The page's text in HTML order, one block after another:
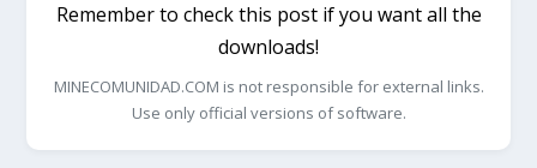
Remember to check this post if you want all the
downloads!
MINECOMUNIDAD.COM is not responsible for external links.
Use only official versions of software.